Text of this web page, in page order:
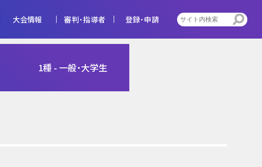
事業計画・報告 ビジョン
大会情報
キッズ
天皇杯 トレセン活動
審判・指導者 登録・申請
1種 - 一般・大学生